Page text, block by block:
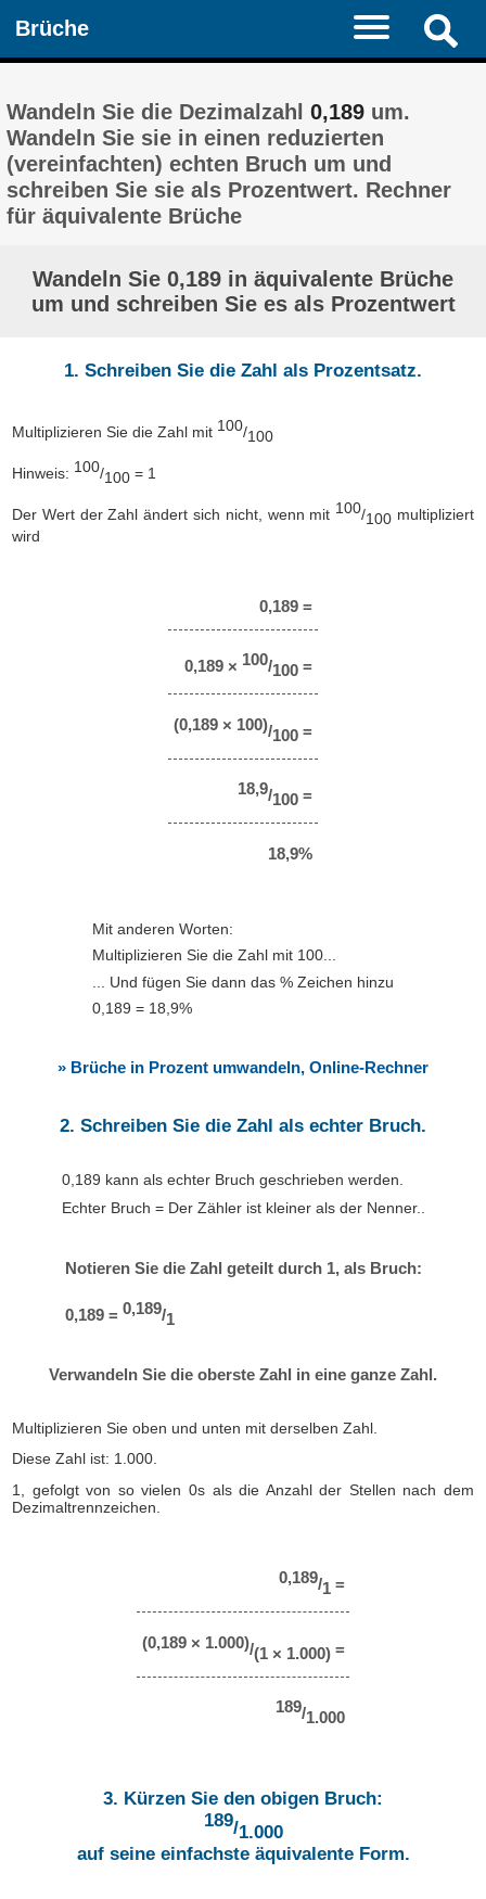
Brüche
Wandeln Sie die Dezimalzahl0,189 um.
Wandeln Sie sie in einen reduzierten
(vereinfachten) echten Bruch um und
schreiben Sie sie als Prozentwert. Rechner
für äquivalente Brüche
Wandeln Sie 0,189 in äquivalente Brüche
um und schreiben Sie es als Prozentwert
1. Schreiben Sie die Zahl als Prozentsatz.
Multiplizieren Sie die Zahl mit 100/100
Hinweis: 100/100 = 1
Der Wert der Zahl ändert sich nicht, wenn mit 100/100 multipliziert
wird
0,189 =
0,189 × 100/100 =
(0,189 × 100)/100 =
18,9/100 =
18,9%
Mit anderen Worten:
Multiplizieren Sie die Zahl mit 100...
... Und fügen Sie dann das % Zeichen hinzu
0,189 = 18,9%
» Brüche in Prozent umwandeln, Online-Rechner
2. Schreiben Sie die Zahl als echter Bruch.
0,189 kann als echter Bruch geschrieben werden.
Echter Bruch = Der Zähler ist kleiner als der Nenner..
Notieren Sie die Zahl geteilt durch 1, als Bruch:
0,189 = 0,189/1
Verwandeln Sie die oberste Zahl in eine ganze Zahl.
Multiplizieren Sie oben und unten mit derselben Zahl.
Diese Zahl ist: 1.000.
1, gefolgt von so vielen 0s als die Anzahl der Stellen nach dem
Dezimaltrennzeichen.
0,189/1 =
(0,189 × 1.000)/(1 × 1.000)=
189/1.000
3. Kürzen Sie den obigen Bruch:
189/1.000
auf seine einfachste äquivalente Form.